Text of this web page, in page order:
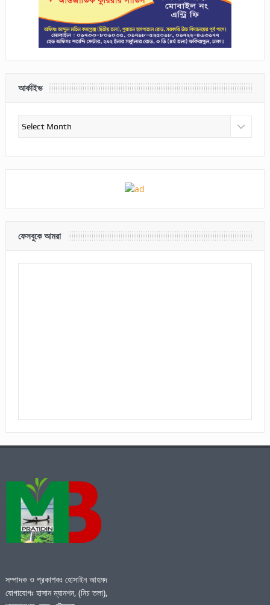
আর্কাইভ
আর্কাইভ
ফেসবুকে আমরা
সম্পাদক ও প্রকাশকঃ হোসাইন আহমদ
যোগাযোগঃ হাসান ম্যানশন, (নিচ তলা),